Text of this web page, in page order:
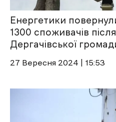
Енергетики
1300 споживачів
Дергачівської
27 Вересня 2024 | 15:53